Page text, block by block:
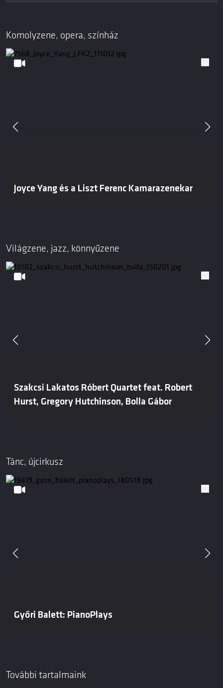
Komolyzene, opera, színház
Joyce Yang és a Liszt Ferenc Kamarazenekar
Világzene, jazz, könnyűzene
Szakcsi Lakatos Róbert Quartet feat. Robert
Hurst, Gregory Hutchinson, Bolla Gábor
Tánc, újcirkusz
Győri Balett: PianoPlays
További tartalmaink